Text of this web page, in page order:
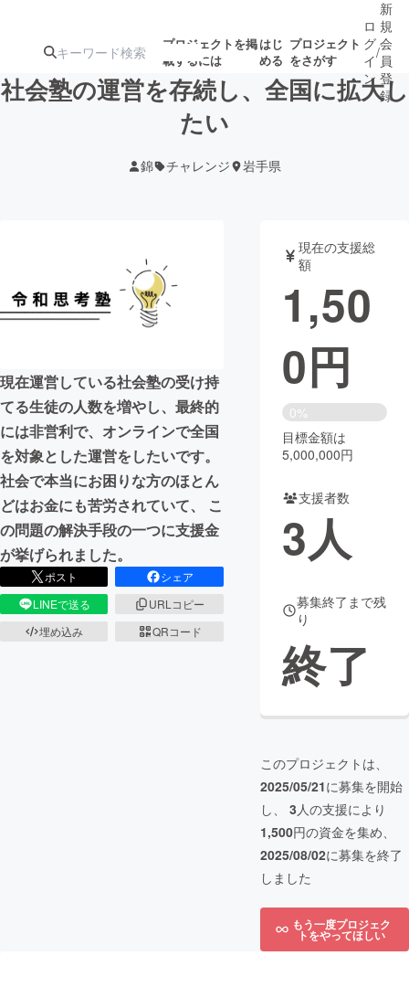
プロジェクトを掲
載するには
はじ
める
プロジェクト
をさがす
ジェクト
募集終了が近いプ
ロジェクト
音楽
テクノロジー・ガジェット ゲーム・サ
書籍・雑誌
ビジネス・起業 チャレンジ
まちづくり・地域活性化
CAMPFIRE for Social Good
CAMPFIRE Creation
CAMPFIREふるさと納税machi-ya コミュニティ
ロ
グ
イ
ン
/
新
規
会
員
登
録
社会塾の運営を存続し、全国に拡大し
たい
錦 チャレンジ 岩手県
現在運営している社会塾の受け持
てる生徒の人数を増やし、最終的
には非営利で、オンラインで全国
を対象とした運営をしたいです。
社会で本当にお困りな方のほとん
どはお金にも苦労されていて、 こ
の問題の解決手段の一つに支援金
が挙げられました。
ポスト
シェア
LINEで送る
URLコピー
埋め込み
QRコード
現在の支援総
額
1,50
0円
0%
目標金額は
5,000,000円
支援者数
3人
募集終了まで残
り
終了
このプロジェクトは、
2025/05/21に募集を開始
し、 3人の支援により
1,500円の資金を集め、
2025/08/02に募集を終了
しました
もう一度プロジェク
トをやってほしい